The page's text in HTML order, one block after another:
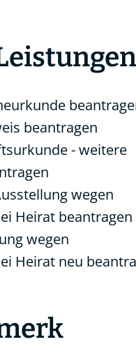
beantragen
- weitere
wegen
Heirat beantragen
wegen
Heirat neu